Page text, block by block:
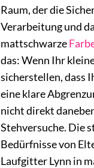
Raum, der die
Verarbeitung und
mattschwarze
das: Wenn Ihr
sicherstellen, dass
eine klare
nicht direkt
Stehversuche. Die
Bedürfnisse von
Laufgitter Lynn in